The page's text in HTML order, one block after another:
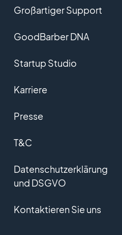
Großartiger Support
GoodBarber DNA
Startup Studio
Karriere
Presse
T&C
Datenschutzerklärung
und DSGVO
Kontaktieren Sie uns